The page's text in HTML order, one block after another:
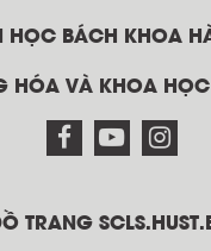
HỌC BÁCH KHOA
HÓA VÀ KHOA HỌC
TRANG